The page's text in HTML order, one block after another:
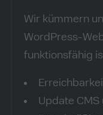
Wir kümmern
WordPress-
funktionsfähig
Update CMS